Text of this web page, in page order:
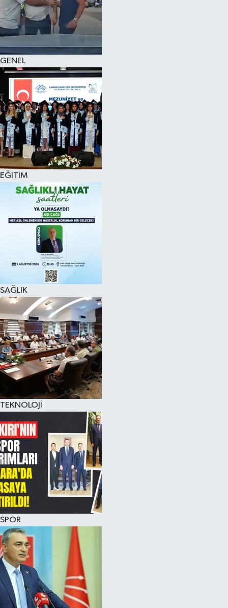
GENEL
EĞİTİM
SAĞLIK
TEKNOLOJİ
SPOR
KÜLTÜR SANAT
SAĞLIK
SİYASET
SPOR
TEKNOLOJİ
VİZYONDAKİLER
YAŞAM